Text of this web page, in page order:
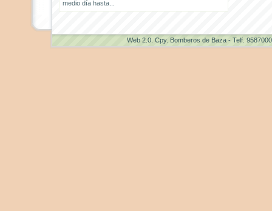
medio día hasta...
Web 2.0 . Cpy. Bomberos de Baza - Telf.